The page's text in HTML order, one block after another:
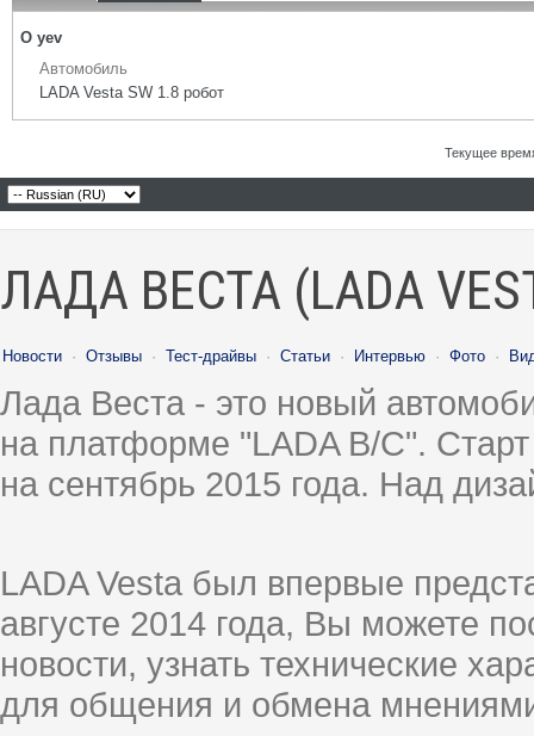
О yev
Автомобиль
LADA Vesta SW 1.8 робот
Текущее
ЛАДА ВЕСТА (LADA
Новости · Отзывы · Тест-драйвы · Статьи · Интервью · Фото ·
Лада Веста - это новый
на платформе "LADA B/C".
на сентябрь 2015 года. Над
LADA Vesta был впервые
августе 2014 года, Вы можете
новости, узнать технические
для общения и обмена